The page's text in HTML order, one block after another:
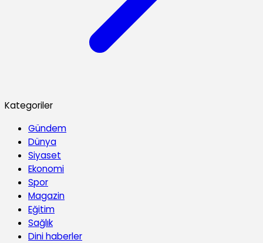
Kategoriler
Gündem
Dünya
Siyaset
Ekonomi
Spor
Magazin
Eğitim
Sağlık
Dini haberler